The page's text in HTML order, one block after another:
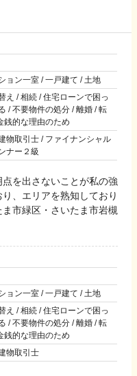
ョン一室 / 一戸建て / 土地
え / 相続 / 住宅ローンで困っ
/ 不要物件の処分 / 離婚 / 転
銭的な理由のため
物取引士 / ファイナンシャル
ナー２級
を出さないことが私の強
、エリアを熟知しており
市緑区・さいたま市岩槻
ョン一室 / 一戸建て / 土地
え / 相続 / 住宅ローンで困っ
/ 不要物件の処分 / 離婚 / 転
銭的な理由のため
物取引士